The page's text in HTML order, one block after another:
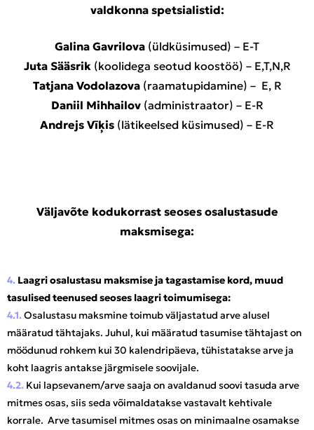
valdkonna spetsialistid:
Galina Gavrilova (üldküsimused) – E-T
Juta Sääsrik (koolidega seotud koostöö) – E,T,N,R
Tatjana Vodolazova(raamatupidamine) – E, R
Daniil Mihhailov(administraator) – E-R
Andrejs Vīķis (lätikeelsed küsimused) – E-R
Väljavõte kodukorrast seoses osalustasude
maksmisega:
4. Laagri osalustasu maksmise ja tagastamise kord, muud
tasulised teenused seoses laagri toimumisega:
4.1.Osalustasu maksmine toimub väljastatud arve alusel
määratud tähtajaks. Juhul, kui määratud tasumise tähtajast on
möödunud rohkem kui 30 kalendripäeva, tühistatakse arve ja
koht laagris antakse järgmisele soovijale.
4.2. Kui lapsevanem/arve saaja on avaldanud soovi tasuda arve
mitmes osas, siis seda võimaldatakse vastavalt kehtivale
korrale. Arve tasumisel mitmes osas on minimaalne osamakse